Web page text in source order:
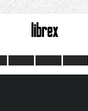
librex